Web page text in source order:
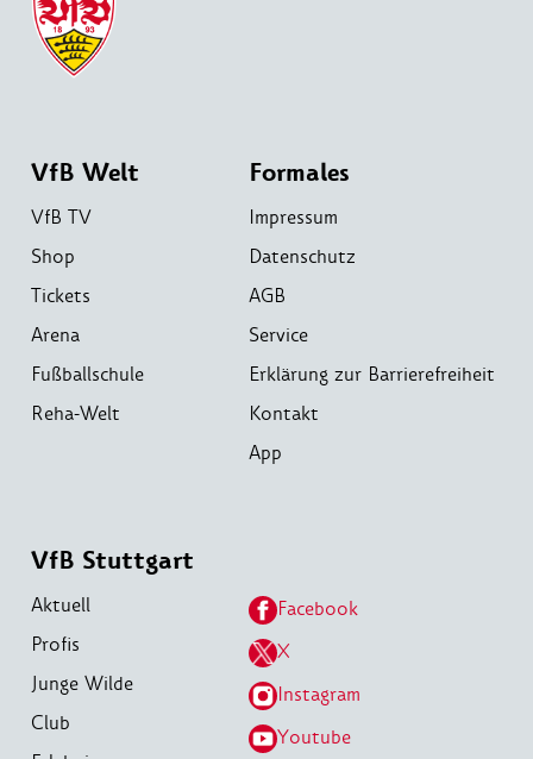
VfB Welt
VfB TV
Shop
Tickets
Arena
Fußballschule
Reha-Welt
Formales
Impressum
Datenschutz
AGB
Service
Erklärung zur Barrierefreiheit
Kontakt
App
VfB Stuttgart
Aktuell
Profis
Junge Wilde
Club
Facebook
X
Instagram
Youtube